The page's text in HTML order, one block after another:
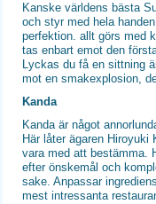
Kanske världens bästa
och styr med hela
perfektion. allt görs med
tas enbart emot den
Lyckas du få en sittning
mot en smakexplosion,
Kanda
Kanda är något
Här låter ägaren Hiroyuki
vara med att bestämma.
efter önskemål och
sake. Anpassar
mest intressanta